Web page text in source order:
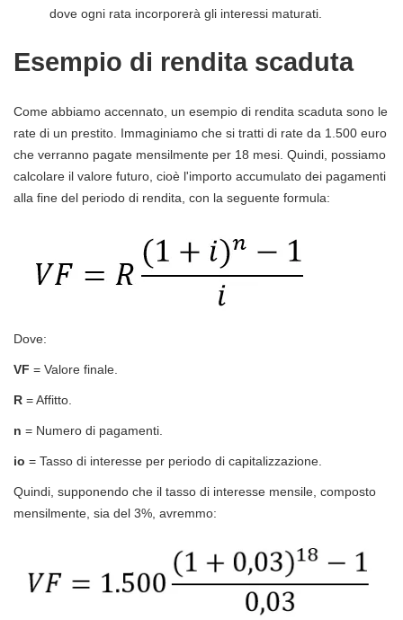
dove ogni rata incorporerà gli interessi maturati.
Esempio di rendita scaduta
Come abbiamo accennato, un esempio di rendita scaduta sono le
rate di un prestito. Immaginiamo che si tratti di rate da 1.500 euro
che verranno pagate mensilmente per 18 mesi. Quindi, possiamo
calcolare il valore futuro, cioè l'importo accumulato dei pagamenti
alla fine del periodo di rendita, con la seguente formula:
Dove:
VF = Valore finale.
R = Affitto.
n = Numero di pagamenti.
io = Tasso di interesse per periodo di capitalizzazione.
Quindi, supponendo che il tasso di interesse mensile, composto
mensilmente, sia del 3%, avremmo: